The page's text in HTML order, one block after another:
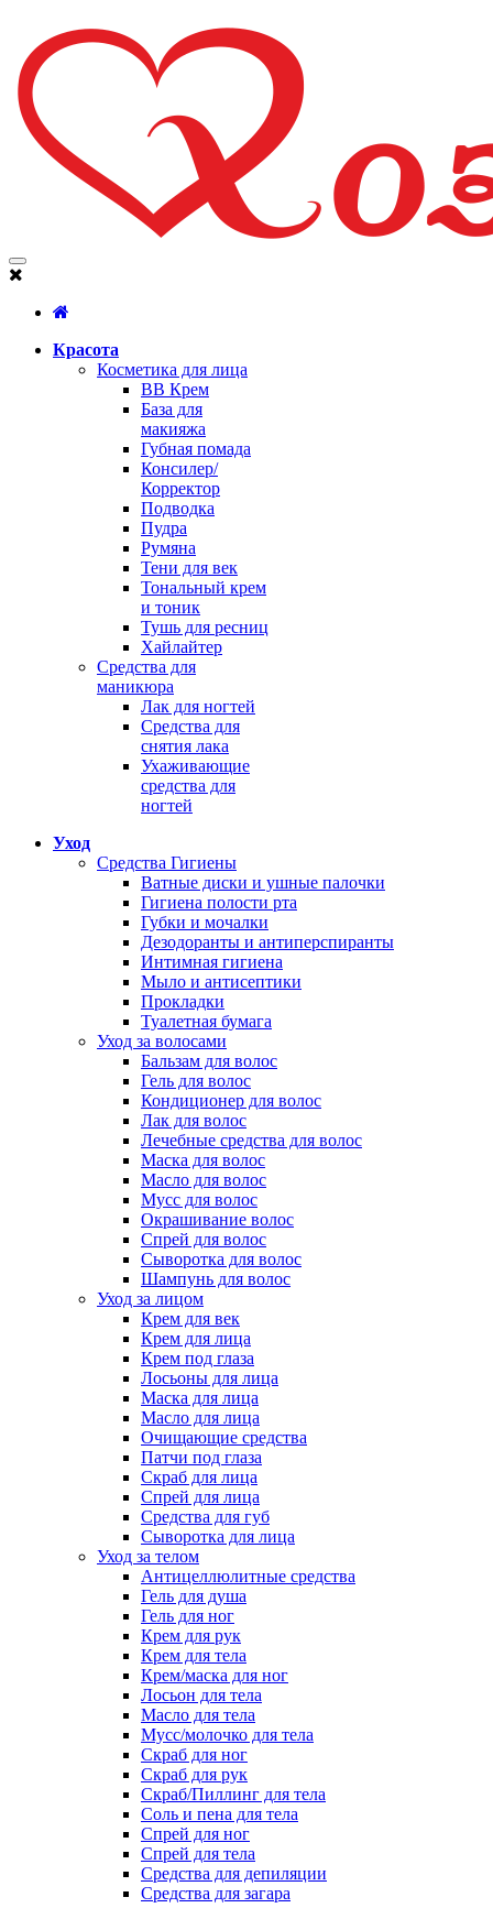
Красота
Косметика для лица
BB Крем
База для
макияжа
Губная помада
Консилер/
Корректор
Подводка
Пудра
Румяна
Тени для век
Тональный крем
и тоник
Тушь для ресниц
Хайлайтер
Средства для
маникюра
Лак для ногтей
Средства для
снятия лака
Ухаживающие
средства для
ногтей
Уход
Средства Гигиены
Ватные диски и ушные палочки
Гигиена полости рта
Губки и мочалки
Дезодоранты и антиперспиранты
Интимная гигиена
Мыло и антисептики
Прокладки
Туалетная бумага
Уход за волосами
Бальзам для волос
Гель для волос
Кондиционер для волос
Лак для волос
Лечебные средства для волос
Маска для волос
Масло для волос
Мусс для волос
Окрашивание волос
Спрей для волос
Сыворотка для волос
Шампунь для волос
Уход за лицом
Крем для век
Крем для лица
Крем под глаза
Лосьоны для лица
Маска для лица
Масло для лица
Очищающие средства
Патчи под глаза
Скраб для лица
Спрей для лица
Средства для губ
Сыворотка для лица
Уход за телом
Антицеллюлитные средства
Гель для душа
Гель для ног
Крем для рук
Крем для тела
Крем/маска для ног
Лосьон для тела
Масло для тела
Мусс/молочко для тела
Скраб для ног
Скраб для рук
Скраб/Пиллинг для тела
Соль и пена для тела
Спрей для ног
Спрей для тела
Средства для депиляции
Средства для загара